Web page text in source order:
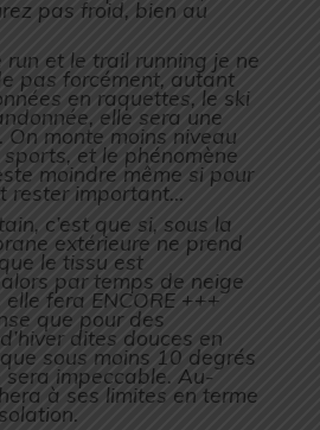
pas froid, bien au
et le trail running je ne
pas forcément, autant
en raquettes, le ski
elle sera une
monte moins niveau
et le phénomène
moindre même si pour
rester important…
c’est que si, sous la
extérieure ne prend
le tissu est
par temps de neige
fera ENCORE +++
que pour des
dites douces en
sous moins 10 degrés
sera impeccable. Au-
à ses limites en terme